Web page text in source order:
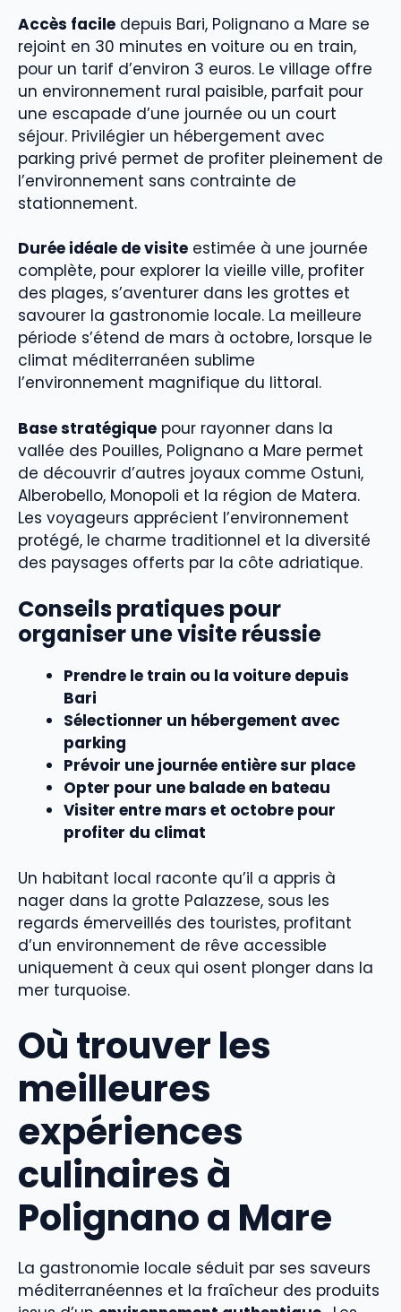
Accès facile depuis Bari, Polignano a Mare se
rejoint en 30 minutes en voiture ou en train,
pour un tarif d’environ 3 euros. Le village offre
un environnement rural paisible, parfait pour
une escapade d’une journée ou un court
séjour. Privilégier un hébergement avec
parking privé permet de profiter pleinement de
l’environnement sans contrainte de
stationnement.
Durée idéale de visite estimée à une journée
complète, pour explorer la vieille ville, profiter
des plages, s’aventurer dans les grottes et
savourer la gastronomie locale. La meilleure
période s’étend de mars à octobre, lorsque le
climat méditerranéen sublime
l’environnement magnifique du littoral.
Base stratégique pour rayonner dans la
vallée des Pouilles, Polignano a Mare permet
de découvrir d’autres joyaux comme Ostuni,
Alberobello, Monopoli et la région de Matera.
Les voyageurs apprécient l’environnement
protégé, le charme traditionnel et la diversité
des paysages offerts par la côte adriatique.
Conseils pratiques pour
organiser une visite réussie
Prendre le train ou la voiture depuis
Bari
Sélectionner un hébergement avec
parking
Prévoir une journée entière sur place
Opter pour une balade en bateau
Visiter entre mars et octobre pour
profiter du climat
Un habitant local raconte qu’il a appris à
nager dans la grotte Palazzese, sous les
regards émerveillés des touristes, profitant
d’un environnement de rêve accessible
uniquement à ceux qui osent plonger dans la
mer turquoise.
Où trouver les
meilleures
expériences
culinaires à
Polignano a Mare
La gastronomie locale séduit par ses saveurs
méditerranéennes et la fraîcheur des produits